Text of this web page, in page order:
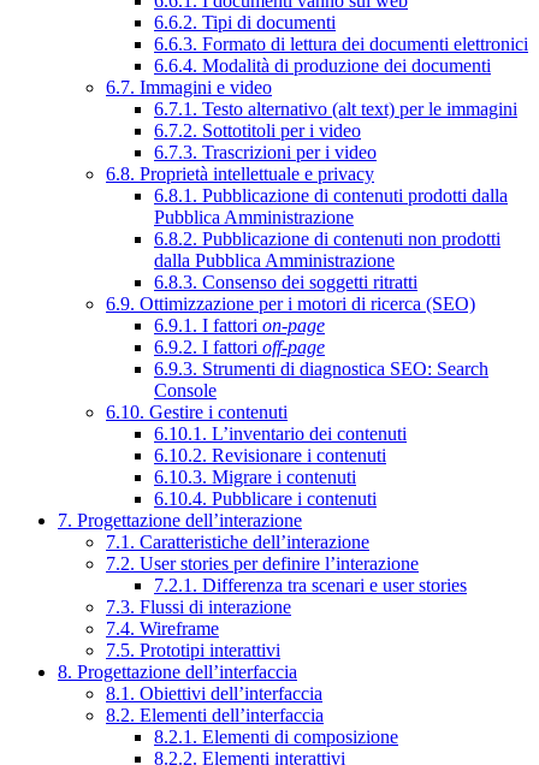
6.6.2. Tipi di documenti
6.6.3. Formato di lettura dei documenti elettronici
6.6.4. Modalità di produzione dei documenti
6.7. Immagini e video
6.7.1. Testo alternativo (alt text) per le immagini
6.7.2. Sottotitoli per i video
6.7.3. Trascrizioni per i video
6.8. Proprietà intellettuale e privacy
6.8.1. Pubblicazione di contenuti prodotti dalla
Pubblica Amministrazione
6.8.2. Pubblicazione di contenuti non prodotti
dalla Pubblica Amministrazione
6.8.3. Consenso dei soggetti ritratti
6.9. Ottimizzazione per i motori di ricerca (SEO)
6.9.1. I fattori on-page
6.9.2. I fattori off-page
6.9.3. Strumenti di diagnostica SEO: Search
Console
6.10. Gestire i contenuti
6.10.1. L’inventario dei contenuti
6.10.2. Revisionare i contenuti
6.10.3. Migrare i contenuti
6.10.4. Pubblicare i contenuti
7. Progettazione dell’interazione
7.1. Caratteristiche dell’interazione
7.2. User stories per definire l’interazione
7.2.1. Differenza tra scenari e user stories
7.3. Flussi di interazione
7.4. Wireframe
7.5. Prototipi interattivi
8. Progettazione dell’interfaccia
8.1. Obiettivi dell’interfaccia
8.2. Elementi dell’interfaccia
8.2.1. Elementi di composizione
8.2.2. Elementi interattivi